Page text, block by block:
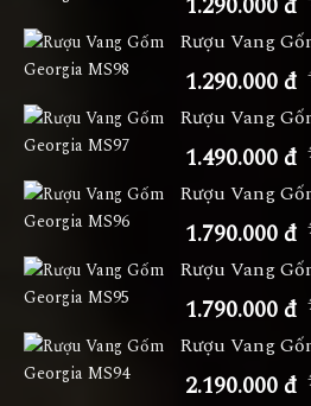
Rượu Vang
1.290.000 đ
Rượu Vang
1.490.000 đ
Rượu Vang
1.790.000 đ
Rượu Vang
1.790.000 đ
Rượu Vang
2.190.000 đ